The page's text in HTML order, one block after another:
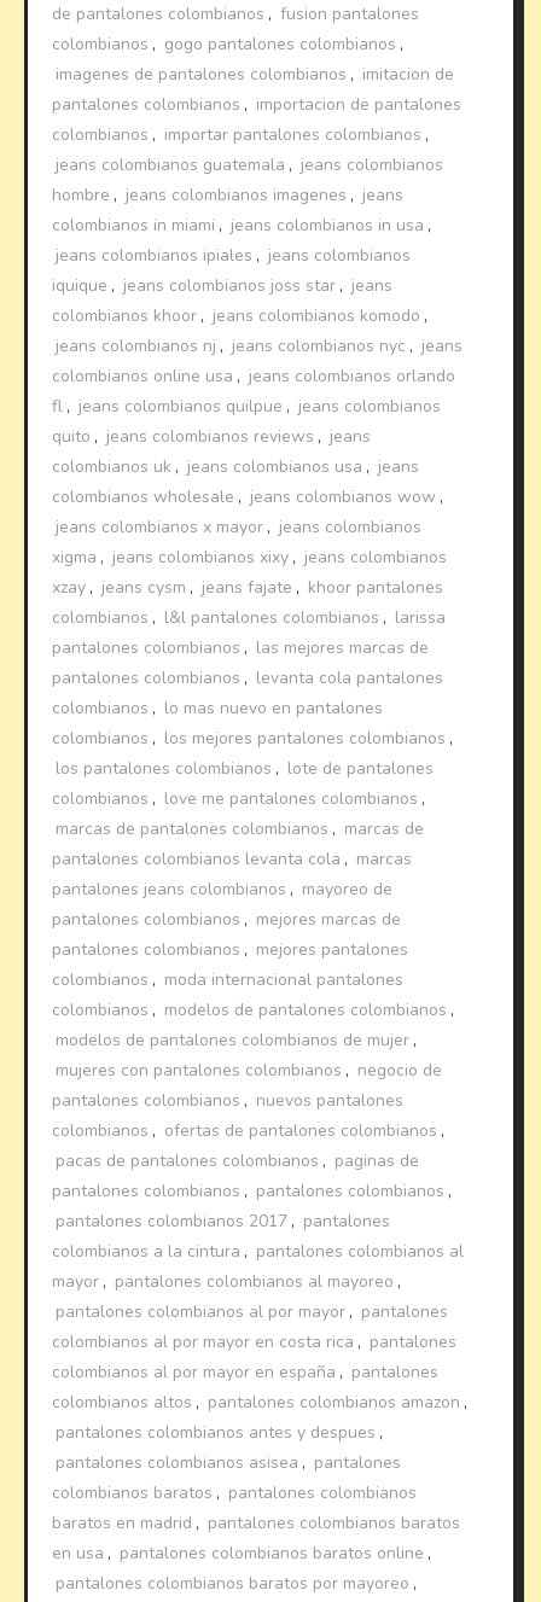
de pantalones colombianos , fusion pantalones
colombianos , gogo pantalones colombianos ,
imagenes de pantalones colombianos , imitacion de
pantalones colombianos , importacion de pantalones
colombianos , importar pantalones colombianos ,
jeans colombianos guatemala , jeans colombianos
hombre , jeans colombianos imagenes , jeans
colombianos in miami , jeans colombianos in usa ,
jeans colombianos ipiales , jeans colombianos
iquique , jeans colombianos joss star , jeans
colombianos khoor , jeans colombianos komodo ,
jeans colombianos nj , jeans colombianos nyc , jeans
colombianos online usa , jeans colombianos orlando
fl , jeans colombianos quilpue , jeans colombianos
quito , jeans colombianos reviews , jeans
colombianos uk , jeans colombianos usa , jeans
colombianos wholesale , jeans colombianos wow ,
jeans colombianos x mayor , jeans colombianos
xigma , jeans colombianos xixy , jeans colombianos
xzay , jeans cysm , jeans fajate , khoor pantalones
colombianos , l&l pantalones colombianos , larissa
pantalones colombianos , las mejores marcas de
pantalones colombianos , levanta cola pantalones
colombianos , lo mas nuevo en pantalones
colombianos , los mejores pantalones colombianos ,
los pantalones colombianos , lote de pantalones
colombianos , love me pantalones colombianos ,
marcas de pantalones colombianos , marcas de
pantalones colombianos levanta cola , marcas
pantalones jeans colombianos , mayoreo de
pantalones colombianos , mejores marcas de
pantalones colombianos , mejores pantalones
colombianos , moda internacional pantalones
colombianos , modelos de pantalones colombianos ,
modelos de pantalones colombianos de mujer ,
mujeres con pantalones colombianos , negocio de
pantalones colombianos , nuevos pantalones
colombianos , ofertas de pantalones colombianos ,
pacas de pantalones colombianos , paginas de
pantalones colombianos , pantalones colombianos ,
pantalones colombianos 2017 , pantalones
colombianos a la cintura , pantalones colombianos al
mayor , pantalones colombianos al mayoreo ,
pantalones colombianos al por mayor , pantalones
colombianos al por mayor en costa rica , pantalones
colombianos al por mayor en españa , pantalones
colombianos altos , pantalones colombianos amazon ,
pantalones colombianos antes y despues ,
pantalones colombianos asisea , pantalones
colombianos baratos , pantalones colombianos
baratos en madrid , pantalones colombianos baratos
en usa , pantalones colombianos baratos online ,
pantalones colombianos baratos por mayoreo ,